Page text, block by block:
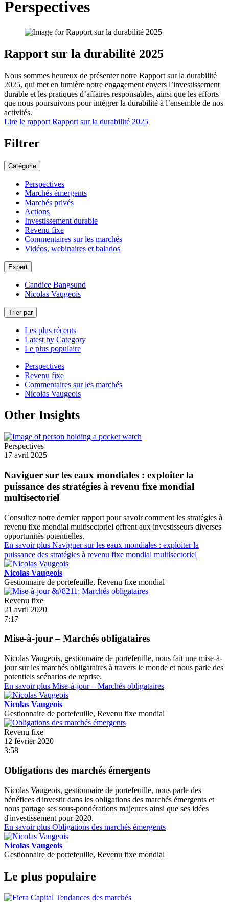
Perspectives
Rapport sur la durabilité 2025
Nous sommes heureux de présenter notre Rapport sur la durabilité
2025, qui met en lumière notre engagement envers l’investissement
durable et les pratiques d’affaires responsables, ainsi que les efforts
que nous poursuivons pour intégrer la durabilité à l’ensemble de nos
activités.
Lire le rapport Rapport sur la durabilité 2025
Filtrer
Catégorie
Perspectives
Marchés émergents
Marchés privés
Actions
Investissement durable
Revenu fixe
Commentaires sur les marchés
Vidéos, webinaires et balados
Expert
Candice Bangsund
Nicolas Vaugeois
Trier par
Les plus récents
Latest by Category
Le plus populaire
Perspectives
Revenu fixe
Commentaires sur les marchés
Nicolas Vaugeois
Other Insights
Perspectives
17 avril 2025
Naviguer sur les eaux mondiales : exploiter la
puissance des stratégies à revenu fixe mondial
multisectoriel
Consultez notre dernier rapport pour savoir comment les stratégies à
revenu fixe mondial multisectoriel offrent aux investisseurs diverses
opportunités potentielles.
En savoir plus Naviguer sur les eaux mondiales : exploiter la
puissance des stratégies à revenu fixe mondial multisectoriel
Nicolas Vaugeois
Gestionnaire de portefeuille, Revenu fixe mondial
Revenu fixe
21 avril 2020
7:17
Mise-à-jour – Marchés obligataires
Nicolas Vaugeois, gestionnaire de portefeuille, nous fait une mise-à-
jour sur les marchés obligataires à travers le monde et nous parle des
potentiels scénarios de reprise.
En savoir plus Mise-à-jour – Marchés obligataires
Nicolas Vaugeois
Gestionnaire de portefeuille, Revenu fixe mondial
Revenu fixe
12 février 2020
3:58
Obligations des marchés émergents
Nicolas Vaugeois, gestionnaire de portefeuille, nous parle des
bénéfices d'investir dans les obligations des marchés émergents et
nous partage ses sous-pondérations majeures ainsi que ses idées
d'investissement pour 2020.
En savoir plus Obligations des marchés émergents
Nicolas Vaugeois
Gestionnaire de portefeuille, Revenu fixe mondial
Le plus populaire